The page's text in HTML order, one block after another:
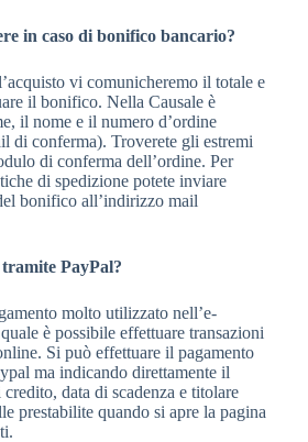
in caso di bonifico bancario?
vi comunicheremo il totale e
il bonifico. Nella Causale è
il nome e il numero d’ordine
di conferma). Troverete gli estremi
di conferma dell’ordine. Per
di spedizione potete inviare
bonifico all’indirizzo mail
tramite PayPal?
molto utilizzato nell’e-
è possibile effettuare transazioni
Si può effettuare il pagamento
ma indicando direttamente il
data di scadenza e titolare
prestabilite quando si apre la pagina